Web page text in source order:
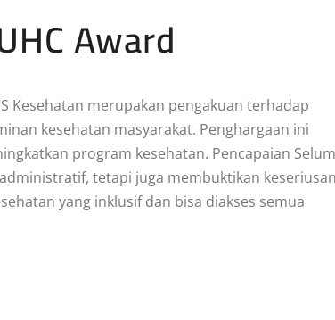
Award
Kesehatan merupakan pengakuan terhadap
kesehatan masyarakat. Penghargaan ini
program kesehatan. Pencapaian
tetapi juga membuktikan keseriusan
yang inklusif dan bisa diakses semua